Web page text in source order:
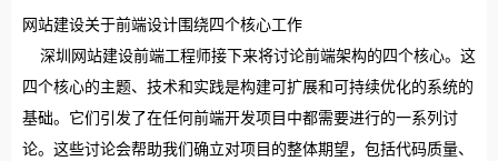
网站建设关于前端设计围绕四个核心工作
深圳网站建设前端工程师接下来将讨论前端架构的四个核心。这
四个核心的主题、技术和实践是构建可扩展和可持续优化的系统的
基础。它们引发了在任何前端开发项目中都需要进行的一系列讨
论。这些讨论会帮助我们确立对项目的整体期望，包括代码质量、